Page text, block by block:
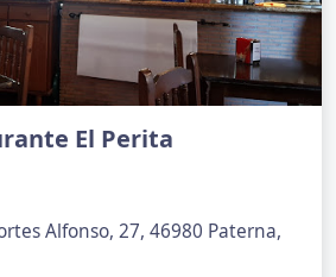
El Perita
Alfonso, 27, 46980 Paterna,